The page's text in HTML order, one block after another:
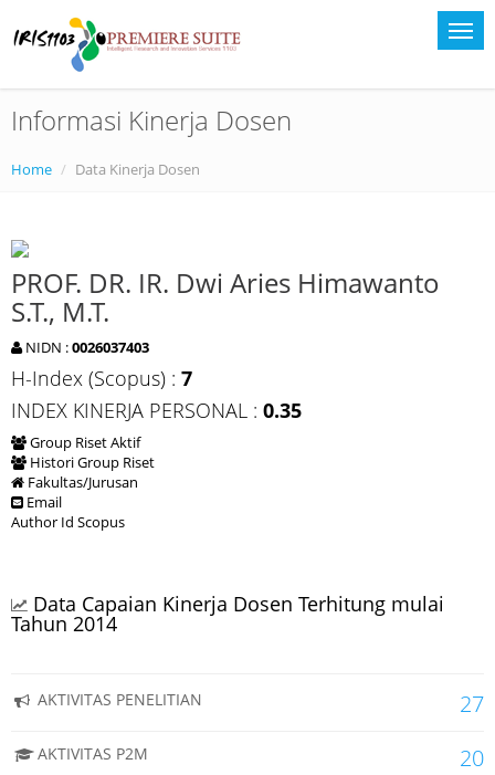
Informasi Kinerja Dosen
Home Data Kinerja Dosen
PROF. DR. IR. Dwi Aries Himawanto
S.T., M.T.
NIDN :0026037403
H-Index (Scopus) : 7
INDEX KINERJA PERSONAL : 0.35
Group Riset Aktif
Histori Group Riset
Fakultas/Jurusan
Email
Author Id Scopus
Data Capaian Kinerja Dosen Terhitung mulai
Tahun 2014
AKTIVITAS PENELITIAN 27
AKTIVITAS P2M 20